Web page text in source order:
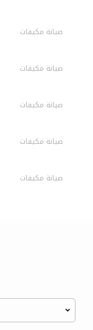
صيانة مكيفات
صيانة مكيفات
صيانة مكيفات
صيانة مكيفات
صيانة مكيفات